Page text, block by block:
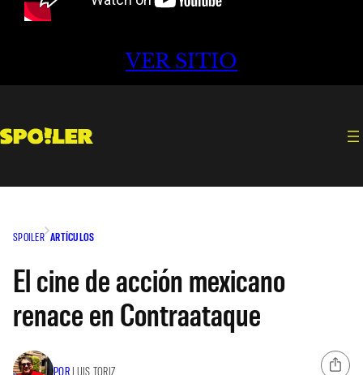
VER SITIO
SPOILER ARTÍCULOS
El cine de acción mexicano
renace en Contraataque
POR LUIS TORIZ